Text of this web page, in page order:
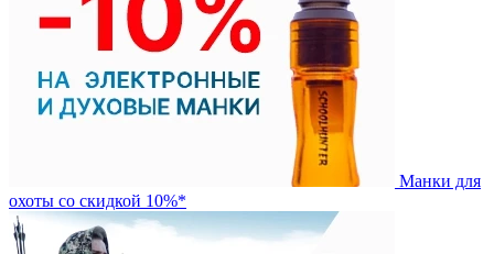
Манки для
охоты со скидкой 10%*